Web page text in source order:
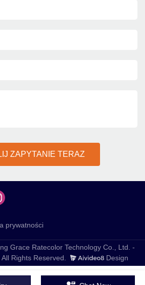
ZAPYTANIE TERAZ
prywatności
Grace Ratecolor Technology Co., Ltd. -
Rights Reserved.
Design